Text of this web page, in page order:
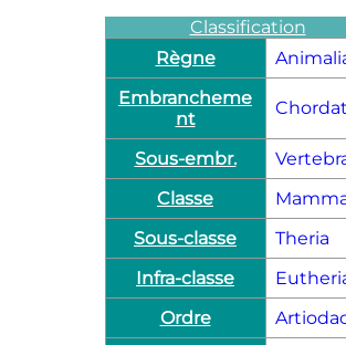
Classification
Règne
Embrancheme
nt
Sous-embr.
Classe
Sous-classe
Theria
Infra-classe
Ordre